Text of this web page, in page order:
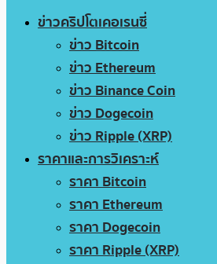
ข่าวคริปโตเคอเรนซี่
ข่าว Bitcoin
ข่าว Ethereum
ข่าว Binance Coin
ข่าว Dogecoin
ข่าว Ripple (XRP)
ราคาและการวิเคราะห์
ราคา Bitcoin
ราคา Ethereum
ราคา Dogecoin
ราคา Ripple (XRP)